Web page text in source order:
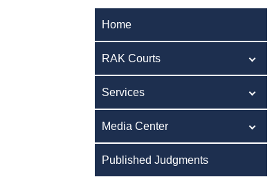
Home
RAK Courts
Services
Media Center
Published Judgments